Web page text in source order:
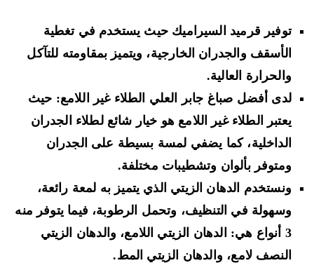
توفير قرميد السيراميك حيث يستخدم في تغطية
الأسقف والجدران الخارجية، ويتميز بمقاومته للتآكل
والحرارة العالية.
لدى أفضل صباغ جابر العلي الطلاء غير اللامع: حيث
يعتبر الطلاء غير اللامع هو خيار شائع لطلاء الجدران
الداخلية، كما يضفي لمسة بسيطة على الجدران
ومتوفر بألوان وتشطيبات مختلفة.
ونستخدم الدهان الزيتي الذي يتميز به لمعة رائعة،
وسهولة في التنظيف، وتحمل الرطوبة، فيما يتوفر منه
3 أنواع هي: الدهان الزيتي اللامع، والدهان الزيتي
النصف لامع، والدهان الزيتي المط.